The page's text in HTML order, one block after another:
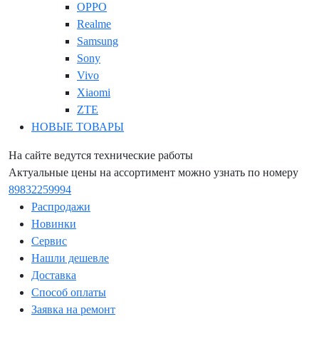
OPPO
Realme
Samsung
Sony
Vivo
Xiaomi
ZTE
НОВЫЕ ТОВАРЫ
На сайте ведутся технические работы
Актуальные цены на ассортимент можно узнать по номеру
89832259994
Распродажи
Новинки
Сервис
Нашли дешевле
Доставка
Способ оплаты
Заявка на ремонт